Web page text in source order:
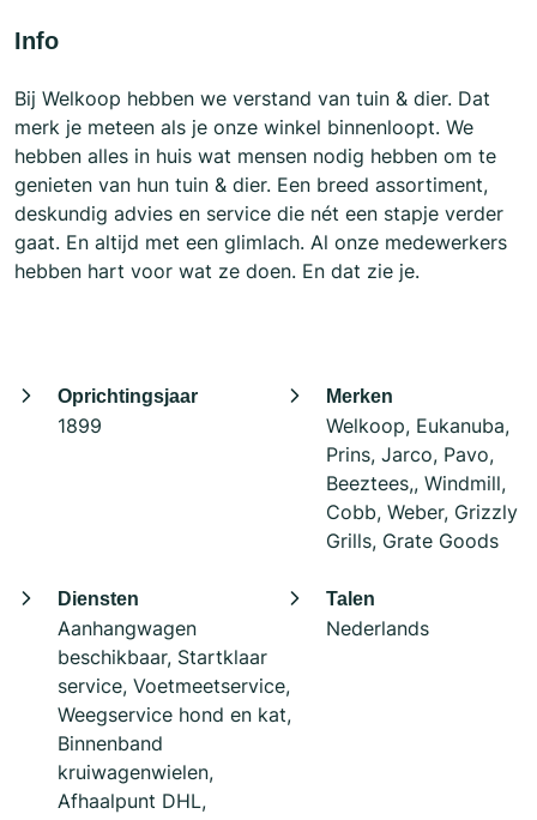
Info
Bij Welkoop hebben we verstand van tuin & dier. Dat
merk je meteen als je onze winkel binnenloopt. We
hebben alles in huis wat mensen nodig hebben om te
genieten van hun tuin & dier. Een breed assortiment,
deskundig advies en service die nét een stapje verder
gaat. En altijd met een glimlach. Al onze medewerkers
hebben hart voor wat ze doen. En dat zie je.
Oprichtingsjaar
1899
Merken
Welkoop, Eukanuba,
Prins, Jarco, Pavo,
Beeztees,, Windmill,
Cobb, Weber, Grizzly
Grills, Grate Goods
Diensten
Aanhangwagen
beschikbaar, Startklaar
service, Voetmeetservice,
Weegservice hond en kat,
Binnenband
kruiwagenwielen,
Afhaalpunt DHL,
Talen
Nederlands